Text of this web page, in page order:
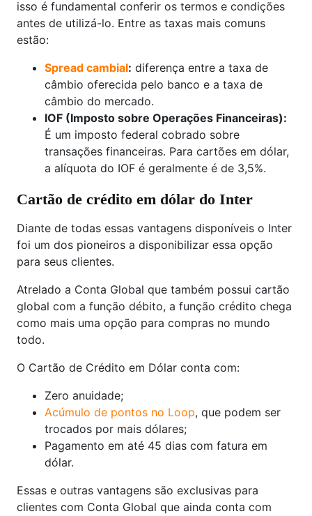
isso é fundamental conferir os termos e condições
antes de utilizá-lo. Entre as taxas mais comuns
estão:
Spread cambial: diferença entre a taxa de
câmbio oferecida pelo banco e a taxa de
câmbio do mercado.
IOF (Imposto sobre Operações Financeiras):
É um imposto federal cobrado sobre
transações financeiras. Para cartões em dólar,
a alíquota do IOF é geralmente é de 3,5%.
Cartão de crédito em dólar do Inter
Diante de todas essas vantagens disponíveis o Inter
foi um dos pioneiros a disponibilizar essa opção
para seus clientes.
Atrelado a Conta Global que também possui cartão
global com a função débito, a função crédito chega
como mais uma opção para compras no mundo
todo.
O Cartão de Crédito em Dólar conta com:
Zero anuidade;
Acúmulo de pontos no Loop, que podem ser
trocados por mais dólares;
Pagamento em até 45 dias com fatura em
dólar.
Essas e outras vantagens são exclusivas para
clientes com Conta Global que ainda conta com